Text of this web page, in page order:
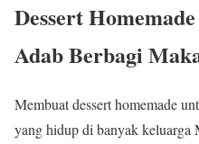
Dessert
Adab Berbagi
Membuat dessert homemade
yang hidup di banyak